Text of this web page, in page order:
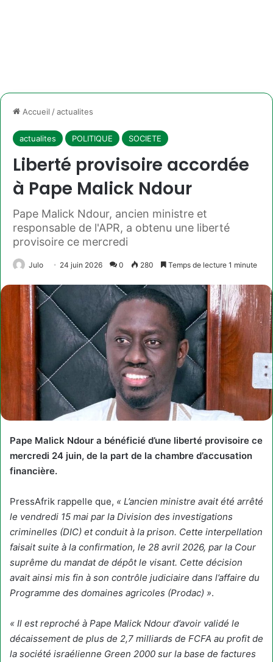
Accueil /actualites
actualites POLITIQUE SOCIETE
Liberté provisoire accordée
à Pape Malick Ndour
Pape Malick Ndour, ancien ministre et
responsable de l'APR, a obtenu une liberté
provisoire ce mercredi
Julo 24 juin 2026 0 280 Temps de lecture 1 minute
Pape Malick Ndour a bénéficié d’une liberté provisoire ce
mercredi 24 juin, de la part de la chambre d’accusation
financière.
PressAfrik rappelle que, « L’ancien ministre avait été arrêté
le vendredi 15 mai par la Division des investigations
criminelles (DIC) et conduit à la prison. Cette interpellation
faisait suite à la confirmation, le 28 avril 2026, par la Cour
suprême du mandat de dépôt le visant. Cette décision
avait ainsi mis fin à son contrôle judiciaire dans l’affaire du
Programme des domaines agricoles (Prodac) ».
« Il est reproché à Pape Malick Ndour d’avoir validé le
décaissement de plus de 2,7 milliards de FCFA au profit de
la société israélienne Green 2000 sur la base de factures